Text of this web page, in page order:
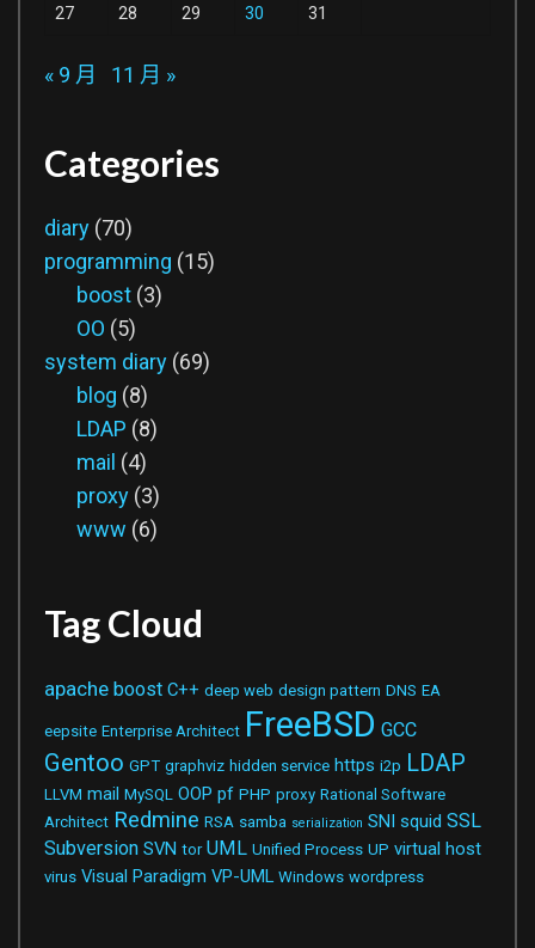
27 28 29 30 31
« 9 月 11 月 »
Categories
diary (70)
programming (15)
boost (3)
OO (5)
system diary (69)
blog (8)
LDAP (8)
mail (4)
proxy (3)
www (6)
Tag Cloud
apache boost C++ deep web design pattern DNS EA
eepsite Enterprise Architect FreeBSD GCC
Gentoo GPT graphviz hidden service https i2p LDAP
LLVM mail MySQL OOP pf PHP proxy Rational Software
Architect Redmine RSA samba serialization SNI squid SSL
Subversion SVN tor UML Unified Process UP virtual host
virus Visual Paradigm VP-UML Windows wordpress